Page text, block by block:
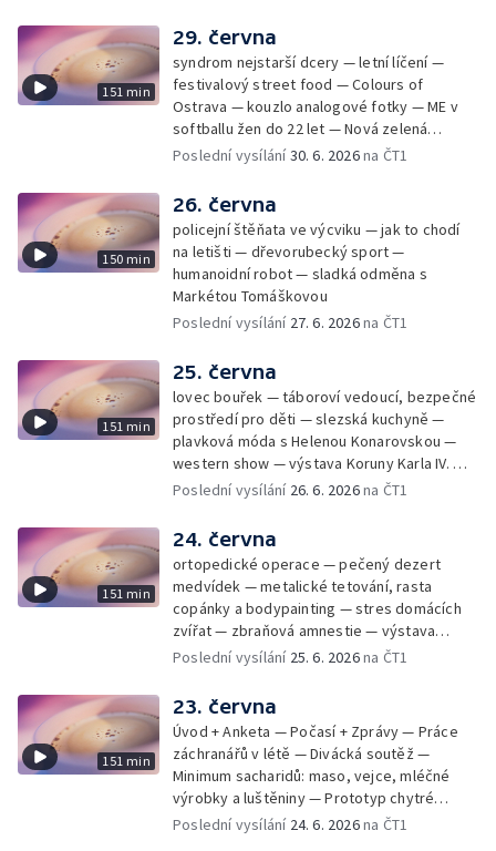
151 min
29. června
syndrom nejstarší dcery — letní líčení —
festivalový street food — Colours of
Ostrava — kouzlo analogové fotky — ME v
softballu žen do 22 let — Nová zelená
úsporám — Global Teacher Prize Czech
Poslední vysílání30. 6. 2026na ČT1
150 min
26. června
policejní štěňata ve výcviku — jak to chodí
na letišti — dřevorubecký sport —
humanoidní robot — sladká odměna s
Markétou Tomáškovou
Poslední vysílání 27. 6. 2026na ČT1
151 min
25. června
lovec bouřek — táboroví vedoucí, bezpečné
prostředí pro děti — slezská kuchyně —
plavková móda s Helenou Konarovskou —
western show — výstava Koruny Karla IV. —
mladý lezecký fenomén Josef Šindel
Poslední vysílání 26. 6. 2026na ČT1
151 min
24. června
ortopedické operace — pečený dezert
medvídek — metalické tetování, rasta
copánky a bodypainting — stres domácích
zvířat — zbraňová amnestie — výstava
mikrofotografií rostlin — fenomenální
Poslední vysílání 25. 6. 2026na ČT1
151 min
23. června
Úvod + Anketa — Počasí + Zprávy — Práce
záchranářů v létě — Divácká soutěž —
Minimum sacharidů: maso, vejce, mléčné
výrobky a luštěniny — Prototyp chytré
vložky do bot pro běžce — Anketa +
Poslední vysílání 24. 6. 2026na ČT1